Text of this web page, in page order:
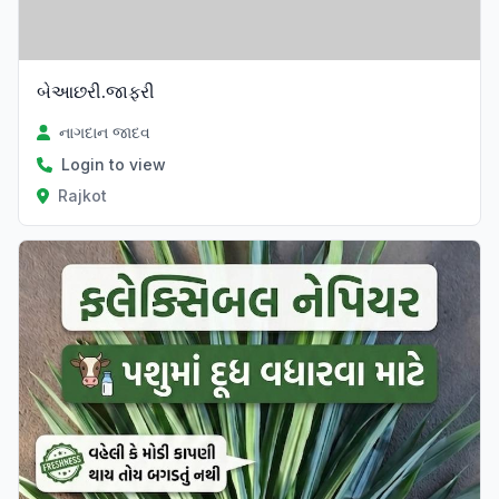
બેઆછરી.જાફરી
નાગદાન જાદવ
Login to view
Rajkot